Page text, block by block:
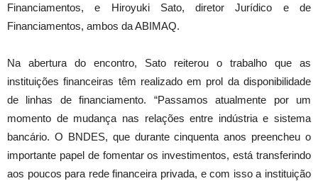
Financiamentos, e Hiroyuki Sato, diretor Jurídico e de
Financiamentos, ambos da ABIMAQ.
Na abertura do encontro, Sato reiterou o trabalho que as
instituições financeiras têm realizado em prol da disponibilidade
de linhas de financiamento. “Passamos atualmente por um
momento de mudança nas relações entre indústria e sistema
bancário. O BNDES, que durante cinquenta anos preencheu o
importante papel de fomentar os investimentos, está transferindo
aos poucos para rede financeira privada, e com isso a instituição